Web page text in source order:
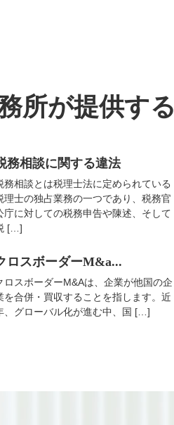
所が提供す
務相談に関する違法
務相談とは税理士法に定められている
理士の独占業務の一つであり、税務官
庁に対しての税務申告や陳述、そして
[…]
ロスボーダーM&a...
ロスボーダーM&Aは、企業が他国の企
を合併・買収することを指します。近
、グローバル化が進む中、国 […]